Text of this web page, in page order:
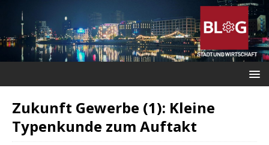
Zukunft Gewerbe (1): Kleine
Typenkunde zum Auftakt